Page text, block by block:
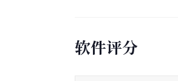
软件评分